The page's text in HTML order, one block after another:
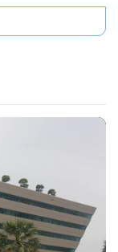
ระชามติ อีกทั้งที่
นตรีและหัวหน้า
ธรรมนูญเป็น
นฐานะประชาชน
ให้ประชาชนได้
วกลางนำราย
กศึกษาวิชาทหาร